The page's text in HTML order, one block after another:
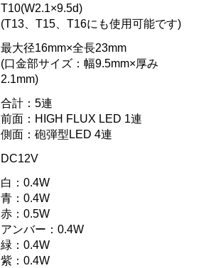
T10(W2.1×9.5d)
(T13、T15、T16にも使用可能です)
最大径16mm×全長23mm
(口金部サイズ：幅9.5mm×厚み
2.1mm)
合計：5連
前面：HIGH FLUX LED 1連
側面：砲弾型LED 4連
DC12V
白：0.4W
青：0.4W
赤：0.5W
アンバー：0.4W
緑：0.4W
紫：0.4W